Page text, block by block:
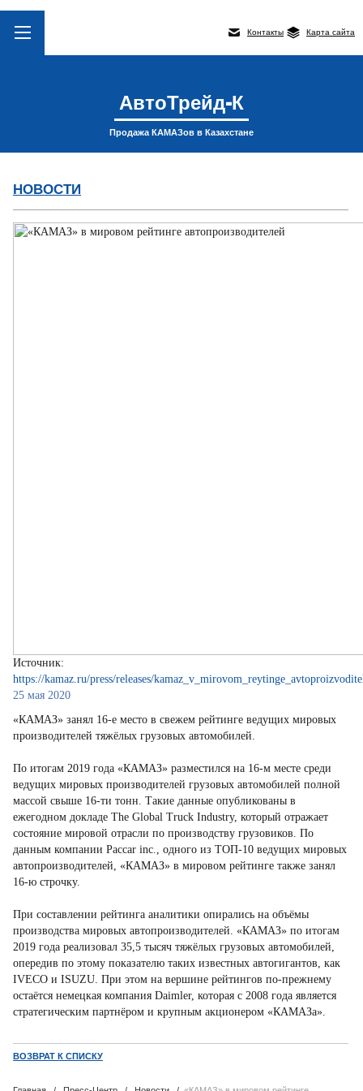
Контакты Карта сайта
АвтоТрейд-К
Продажа КАМАЗов в Казахстане
НОВОСТИ
Источник:
https://kamaz.ru/press/releases/
25 мая 2020
«КАМАЗ» занял 16-е место в свежем рейтинге ведущих мировых
производителей тяжёлых грузовых автомобилей.
По итогам 2019 года «КАМАЗ» разместился на 16-м месте среди
ведущих мировых производителей грузовых автомобилей полной
массой свыше 16-ти тонн. Такие данные опубликованы в
ежегодном докладе The Global Truck Industry, который отражает
состояние мировой отрасли по производству грузовиков. По
данным компании Paccar inc., одного из ТОП-10 ведущих мировых
автопроизводителей, «КАМАЗ» в мировом рейтинге также занял
16-ю строчку.
При составлении рейтинга аналитики опирались на объёмы
производства мировых автопроизводителей. «КАМАЗ» по итогам
2019 года реализовал 35,5 тысяч тяжёлых грузовых автомобилей,
опередив по этому показателю таких известных автогигантов, как
IVECO и ISUZU. При этом на вершине рейтингов по-прежнему
остаётся немецкая компания Daimler, которая с 2008 года является
стратегическим партнёром и крупным акционером «КАМАЗа».
ВОЗВРАТ К СПИСКУ